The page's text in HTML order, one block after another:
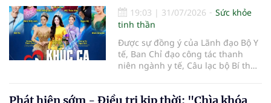
của người bệnh.
19:03 | 31/07/2026
Sức khỏe
tinh thần
Được sự đồng ý của Lãnh đạo Bộ Y
tế, Ban Chỉ đạo công tác thanh
niên ngành y tế, Câu lạc bộ Bí thư
ngành y tế chính thức khởi động
Phát hiện sớm - Điều trị kịp thời: "Chìa khóa